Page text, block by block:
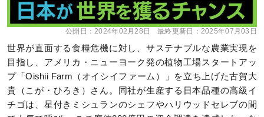
公開日：2024年02月28日 最終更新日： 2025年07月03日
世界が直面する食糧危機に対し、サステナブルな農業実現を
目指し、アメリカ・ニューヨーク発の植物工場スタートアッ
プ「Oishii Farm（オイシイファーム）」を立ち上げた古賀大
貴（こが・ひろき）さん。同社が生産する日本品種の高級イ
チゴは、星付きミシュランのシェフやハリウッドセレブの間